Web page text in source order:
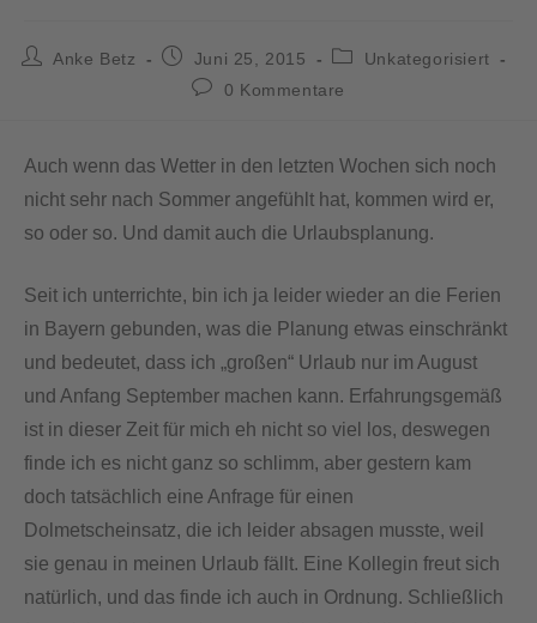
Anke Betz Juni 25, 2015
Unkategorisiert
0 Kommentare
Auch wenn das Wetter in den letzten Wochen sich noch
nicht sehr nach Sommer angefühlt hat, kommen wird er,
so oder so. Und damit auch die Urlaubsplanung.
Seit ich unterrichte, bin ich ja leider wieder an die Ferien
in Bayern gebunden, was die Planung etwas einschränkt
und bedeutet, dass ich „großen“ Urlaub nur im August
und Anfang September machen kann. Erfahrungsgemäß
ist in dieser Zeit für mich eh nicht so viel los, deswegen
finde ich es nicht ganz so schlimm, aber gestern kam
doch tatsächlich eine Anfrage für einen
Dolmetscheinsatz, die ich leider absagen musste, weil
sie genau in meinen Urlaub fällt. Eine Kollegin freut sich
natürlich, und das finde ich auch in Ordnung. Schließlich